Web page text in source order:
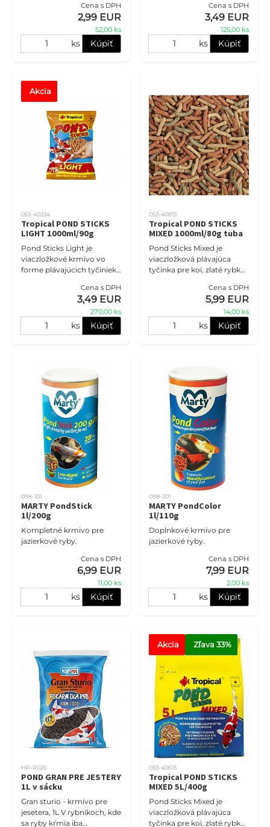
Správne vyvážené zloženie
zaručuje dokonalé,
Cena s DPH
2,99 EUR
52,00 ks
ks Kúpiť
ryby chované v záhradných
jazierkach a rybníkoch. Sta
Cena s DPH
3,49 EUR
125,00 ks
ks Kúpiť
Akcia
053-40334
Tropical POND STICKS
LIGHT 1000ml/90g
Pond Sticks Light je
viaczložkové krmivo vo
forme plávajúcich tyčiniek,
druhy rýb v záhradných
jazierkach. Krmivo je
Cena s DPH
3,49 EUR
270,00 ks
ks Kúpiť
053-40815
Tropical POND STICKS
MIXED 1000ml/80g tuba
Pond Sticks Mixed je
viaczložková plávajúca
tyčinka pre koi, zlaté rybky
ryby chované v záhradných
jazierkach a rybníkoch. Sta
Cena s DPH
5,99 EUR
14,00 ks
ks Kúpiť
098-101
MARTY PondStick
1l/200g
Kompletné krmivo pre
jazierkové ryby.
Cena s DPH
6,99 EUR
11,00 ks
ks Kúpiť
098-201
MARTY PondColor
1l/110g
Doplnkové krmivo pre
jazierkové ryby.
Cena s DPH
7,99 EUR
2,00 ks
ks Kúpiť
HP-P026
POND GRAN PRE JESTERY
1L v sácku
Gran sturio - krmivo pre
jesetera, 1L V rybníkoch, kde
sa ryby kŕmia iba
Akcia Zľava 33%
053-40615
Tropical POND STICKS
MIXED 5L/400g
Pond Sticks Mixed je
viaczložková plávajúca
tyčinka pre koi, zlaté rybky